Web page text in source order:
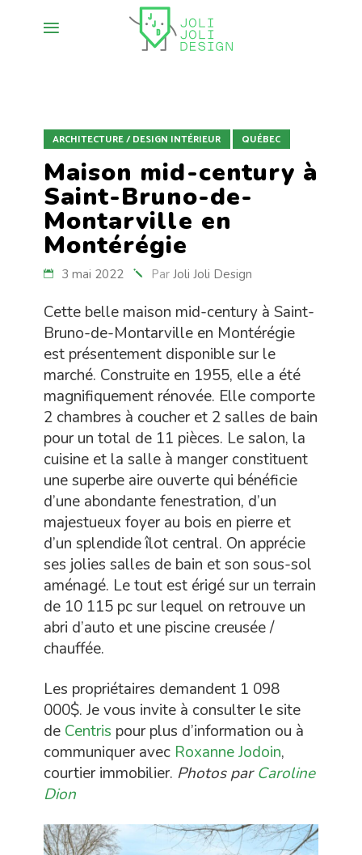
ARCHITECTURE / DESIGN INTÉRIEUR QUÉBEC
Maison mid-century à
Saint-Bruno-de-
Montarville en
Montérégie
3 mai 2022 Par Joli Joli Design
Cette belle maison mid-century à Saint-
Bruno-de-Montarville en Montérégie
est présentement disponible sur le
marché. Construite en 1955, elle a été
magnifiquement rénovée. Elle comporte
2 chambres à coucher et 2 salles de bain
pour un total de 11 pièces. Le salon, la
cuisine et la salle à manger constituent
une superbe aire ouverte qui bénéficie
d’une abondante fenestration, d’un
majestueux foyer au bois en pierre et
d’un splendide îlot central. On apprécie
ses jolies salles de bain et son sous-sol
aménagé. Le tout est érigé sur un terrain
de 10 115 pc sur lequel on retrouve un
abri d’auto et une piscine creusée /
chauffée.
Les propriétaires demandent 1 098
000$. Je vous invite à consulter le site
de Centris pour plus d’information ou à
communiquer avec Roxanne Jodoin,
courtier immobilier. Photos par Caroline
Dion